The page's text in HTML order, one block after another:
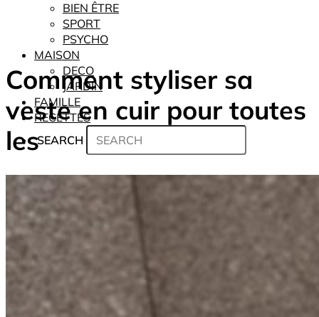
BIEN ÊTRE
SPORT
PSYCHO
MAISON
DECO
JARDIN
FAMILLE
RECETTES
SEARCH
Comment styliser sa
veste en cuir pour toutes
les